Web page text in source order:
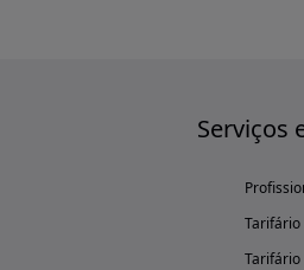
Serviços
Tarifário
Tarifário